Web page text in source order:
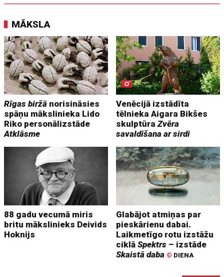
MĀKSLA
Rīgas biržā norisināsies
spāņu mākslinieka Lido
Riko personālizstāde
Atklāsme
Venēcijā izstādīta
tēlnieka Aigara Bikšes
skulptūraZvēra
savaldīšana ar sirdi
88 gadu vecumā miris
britu mākslinieks Deivids
Hoknijs
Glabājot atmiņas par
pieskārienu dabai.
Laikmetīgo rotu izstāžu
ciklāSpektrs – izstāde
Skaistā daba © DIENA